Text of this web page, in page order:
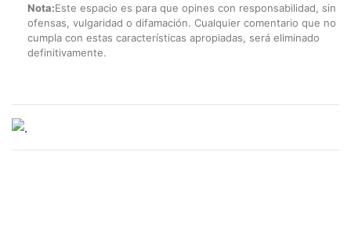
Nota:Este espacio es para que opines con responsabilidad, sin
ofensas, vulgaridad o difamación. Cualquier comentario que no
cumpla con estas características apropiadas, será eliminado
definitivamente.